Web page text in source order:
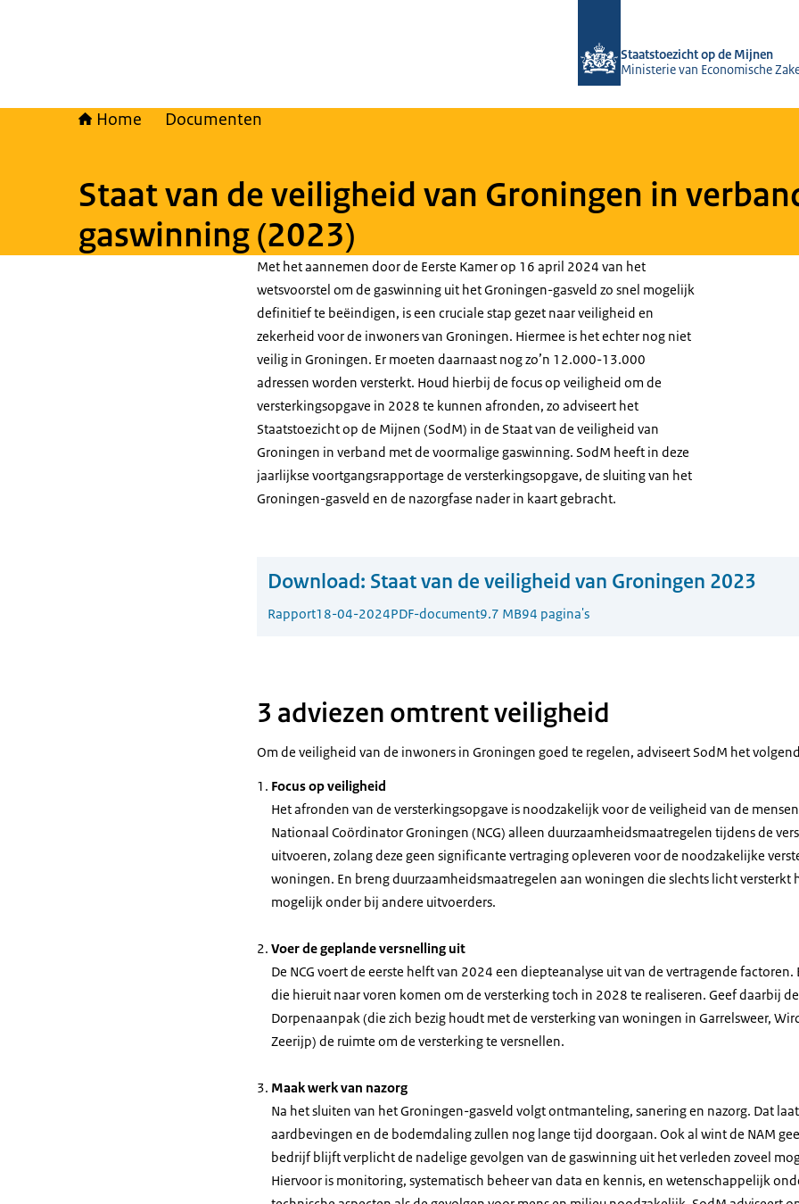
Staatstoezicht op de Mijnen
Ministerie van Economische
Home Documenten
Staat van de veiligheid van Groningen in
gaswinning (2023)
Met het aannemen door de Eerste Kamer op 16 april 2024 van het
wetsvoorstel om de gaswinning uit het Groningen-gasveld zo snel mogelijk
definitief te beëindigen, is een cruciale stap gezet naar veiligheid en
zekerheid voor de inwoners van Groningen. Hiermee is het echter nog niet
veilig in Groningen. Er moeten daarnaast nog zo’n 12.000-13.000
adressen worden versterkt. Houd hierbij de focus op veiligheid om de
versterkingsopgave in 2028 te kunnen afronden, zo adviseert het
Staatstoezicht op de Mijnen (SodM) in de Staat van de veiligheid van
Groningen in verband met de voormalige gaswinning. SodM heeft in deze
jaarlijkse voortgangsrapportage de versterkingsopgave, de sluiting van het
Groningen-gasveld en de nazorgfase nader in kaart gebracht.
Download: Staat van de veiligheid van Groningen 2023
Rapport18-04-2024PDF-document9.7 MB94 pagina's
3 adviezen omtrent veiligheid
Om de veiligheid van de inwoners in Groningen goed te regelen, adviseert SodM het
Focus op veiligheid
Het afronden van de versterkingsopgave is noodzakelijk voor de veiligheid van de
Nationaal Coördinator Groningen (NCG) alleen duurzaamheidsmaatregelen tijdens de
uitvoeren, zolang deze geen significante vertraging opleveren voor de noodzakelijke
woningen. En breng duurzaamheidsmaatregelen aan woningen die slechts licht versterkt
mogelijk onder bij andere uitvoerders.
Voer de geplande versnelling uit
De NCG voert de eerste helft van 2024 een diepteanalyse uit van de vertragende
die hieruit naar voren komen om de versterking toch in 2028 te realiseren. Geef daarbij
Dorpenaanpak (die zich bezig houdt met de versterking van woningen in Garrelsweer,
Zeerijp) de ruimte om de versterking te versnellen.
Maak werk van nazorg
Na het sluiten van het Groningen-gasveld volgt ontmanteling, sanering en nazorg. Dat
aardbevingen en de bodemdaling zullen nog lange tijd doorgaan. Ook al wint de NAM
bedrijf blijft verplicht de nadelige gevolgen van de gaswinning uit het verleden zoveel
Hiervoor is monitoring, systematisch beheer van data en kennis, en wetenschappelijk